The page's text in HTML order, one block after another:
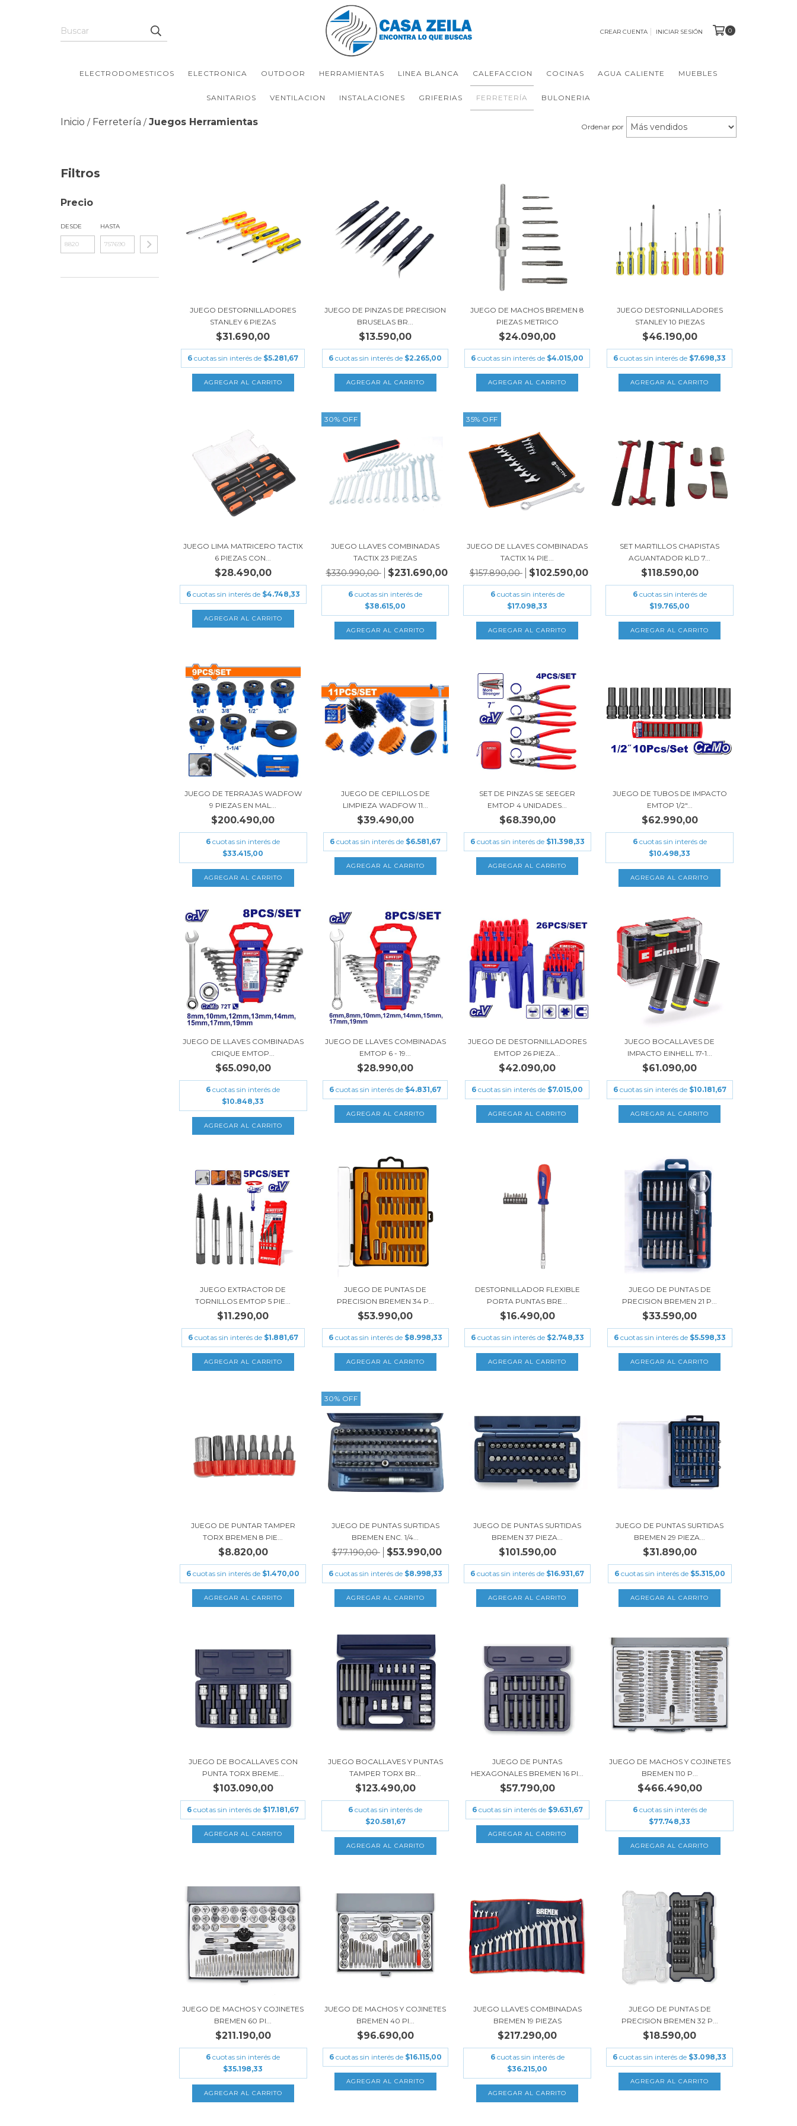
CREAR CUENTA INICIAR SESIÓN 0
ELECTRODOMESTICOS ELECTRONICA OUTDOOR HERRAMIENTAS LINEA BLANCA CALEFACCION COCINAS AGUA CALIENTE MUEBLES
SANITARIOS VENTILACION INSTALACIONES GRIFERIAS FERRETERÍA BULONERIA
Inicio / Ferretería / Juegos Herramientas Ordenar por
Filtros
Precio
DESDE HASTA
JUEGO DESTORNILLADORES
STANLEY 6 PIEZAS
$31.690,00
6 cuotas sin interés de $5.281,67
JUEGO DE PINZAS DE PRECISION
BRUSELAS BR...
$13.590,00
6 cuotas sin interés de $2.265,00
JUEGO DE MACHOS BREMEN 8
PIEZAS METRICO
$24.090,00
6 cuotas sin interés de $4.015,00
JUEGO DESTORNILLADORES
STANLEY 10 PIEZAS
$46.190,00
6 cuotas sin interés de $7.698,33
JUEGO LIMA MATRICERO TACTIX
6 PIEZAS CON...
$28.490,00
6 cuotas sin interés de $4.748,33
30% OFF
JUEGO LLAVES COMBINADAS
TACTIX 23 PIEZAS
$330.990,00 $231.690,00
6 cuotas sin interés de
$38.615,00
35% OFF
JUEGO DE LLAVES COMBINADAS
TACTIX 14 PIE...
$157.890,00 $102.590,00
6 cuotas sin interés de
$17.098,33
SET MARTILLOS CHAPISTAS
AGUANTADOR KLD 7...
$118.590,00
6 cuotas sin interés de
$19.765,00
JUEGO DE TERRAJAS WADFOW
9 PIEZAS EN MAL...
$200.490,00
6 cuotas sin interés de
$33.415,00
JUEGO DE CEPILLOS DE
LIMPIEZA WADFOW 11...
$39.490,00
6 cuotas sin interés de $6.581,67
SET DE PINZAS SE SEEGER
EMTOP 4 UNIDADES...
$68.390,00
6 cuotas sin interés de $11.398,33
JUEGO DE TUBOS DE IMPACTO
EMTOP 1/2"...
$62.990,00
6 cuotas sin interés de
$10.498,33
JUEGO DE LLAVES COMBINADAS
CRIQUE EMTOP...
$65.090,00
6 cuotas sin interés de
$10.848,33
JUEGO DE LLAVES COMBINADAS
EMTOP 6 - 19...
$28.990,00
6 cuotas sin interés de $4.831,67
JUEGO DE DESTORNILLADORES
EMTOP 26 PIEZA...
$42.090,00
6 cuotas sin interés de $7.015,00
JUEGO BOCALLAVES DE
IMPACTO EINHELL 17-1...
$61.090,00
6 cuotas sin interés de $10.181,67
JUEGO EXTRACTOR DE
TORNILLOS EMTOP 5 PIE...
$11.290,00
6 cuotas sin interés de $1.881,67
JUEGO DE PUNTAS DE
PRECISION BREMEN 34 P...
$53.990,00
6 cuotas sin interés de $8.998,33
DESTORNILLADOR FLEXIBLE
PORTA PUNTAS BRE...
$16.490,00
6 cuotas sin interés de $2.748,33
JUEGO DE PUNTAS DE
PRECISION BREMEN 21 P...
$33.590,00
6 cuotas sin interés de $5.598,33
JUEGO DE PUNTAR TAMPER
TORX BREMEN 8 PIE...
$8.820,00
6 cuotas sin interés de $1.470,00
30% OFF
JUEGO DE PUNTAS SURTIDAS
BREMEN ENC. 1/4...
$77.190,00 $53.990,00
6 cuotas sin interés de $8.998,33
JUEGO DE PUNTAS SURTIDAS
BREMEN 37 PIEZA...
$101.590,00
6 cuotas sin interés de $16.931,67
JUEGO DE PUNTAS SURTIDAS
BREMEN 29 PIEZA...
$31.890,00
6 cuotas sin interés de $5.315,00
JUEGO DE BOCALLAVES CON
PUNTA TORX BREME...
$103.090,00
6 cuotas sin interés de $17.181,67
JUEGO BOCALLAVES Y PUNTAS
TAMPER TORX BR...
$123.490,00
6 cuotas sin interés de
$20.581,67
JUEGO DE PUNTAS
HEXAGONALES BREMEN 16 PI...
$57.790,00
6 cuotas sin interés de $9.631,67
JUEGO DE MACHOS Y COJINETES
BREMEN 110 P...
$466.490,00
6 cuotas sin interés de
$77.748,33
JUEGO DE MACHOS Y COJINETES
BREMEN 60 PI...
$211.190,00
6 cuotas sin interés de
$35.198,33
JUEGO DE MACHOS Y COJINETES
BREMEN 40 PI...
$96.690,00
6 cuotas sin interés de $16.115,00
JUEGO LLAVES COMBINADAS
BREMEN 19 PIEZAS
$217.290,00
6 cuotas sin interés de
$36.215,00
JUEGO DE PUNTAS DE
PRECISION BREMEN 32 P...
$18.590,00
6 cuotas sin interés de $3.098,33